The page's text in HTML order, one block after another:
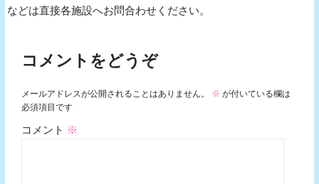
などは直接各施設へお問合わせください。
コメントをどうぞ
メールアドレスが公開されることはありません。 ※ が付いている欄は
必須項目です
コメント ※